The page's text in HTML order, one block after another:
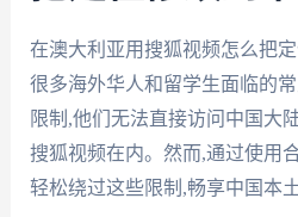
在澳大利亚用搜狐视频怎么把
很多海外华人和留学生面临的
限制,他们无法直接访问中国大
搜狐视频在内。然而,通过使用
轻松绕过这些限制,畅享中国本土